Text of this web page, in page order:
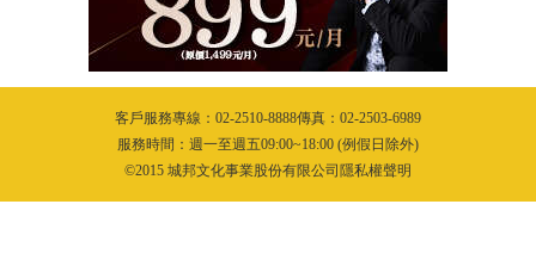
客戶服務專線：02-2510-8888傳真：02-2503-6989
服務時間：週一至週五09:00~18:00 (例假日除外)
©2015 城邦文化事業股份有限公司隱私權聲明